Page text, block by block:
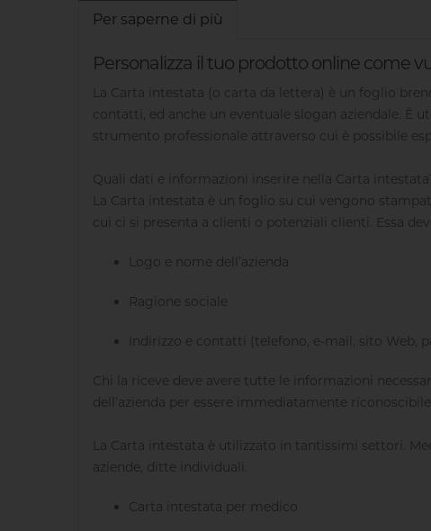
Per saperne di più
Personalizza il tuo prodotto online come
La Carta intestata (o carta da lettera) è un foglio
contatti, ed anche un eventuale slogan aziendale. È
strumento professionale attraverso cui è possibile
Quali dati e informazioni inserire nella Carta
La Carta intestata è un foglio su cui vengono
cui ci si presenta a clienti o potenziali clienti. Essa
Logo e nome dell’azienda
Ragione sociale
Indirizzo e contatti (telefono, e-mail, sito Web,
Chi la riceve deve avere tutte le informazioni
dell’azienda per essere immediatamente
La Carta intestata è utilizzato in tantissimi settori.
aziende, ditte individuali.
Carta intestata per medico